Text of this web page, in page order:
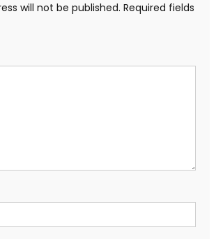
will not be published. Required fields